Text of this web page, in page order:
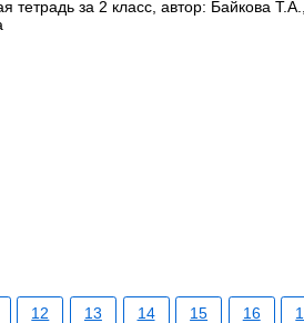
за 2 класс, автор: Байкова Т.А.,
12 13 14 15 16